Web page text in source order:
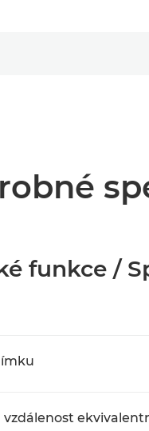
funkce /
vzdálenost